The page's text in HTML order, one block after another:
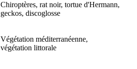
Chiroptères, rat noir, tortue d'Hermann,
geckos, discoglosse
Végétation méditerranéenne,
végétation littorale